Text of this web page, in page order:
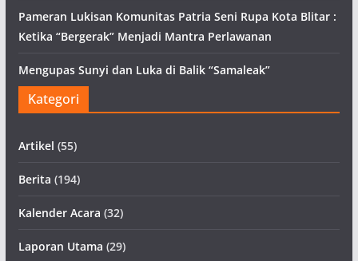
Pameran Lukisan Komunitas Patria Seni Rupa Kota Blitar :
Ketika “Bergerak” Menjadi Mantra Perlawanan
Mengupas Sunyi dan Luka di Balik “Samaleak”
Kategori
Artikel (55)
Berita (194)
Kalender Acara (32)
Laporan Utama (29)